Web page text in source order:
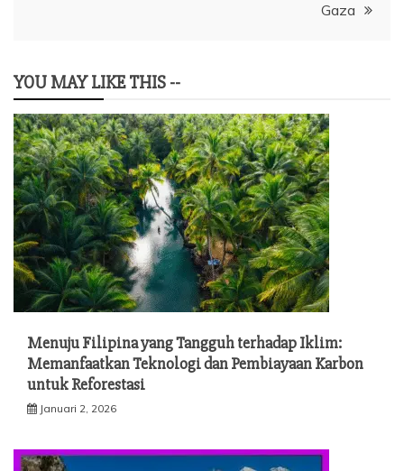
Gaza
YOU MAY LIKE THIS --
Menuju Filipina yang Tangguh terhadap Iklim:
Memanfaatkan Teknologi dan Pembiayaan Karbon
untuk Reforestasi
Januari 2, 2026